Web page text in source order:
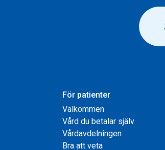
För patienter
Välkommen
Vård du betalar själv
Vårdavdelningen
Bra att veta